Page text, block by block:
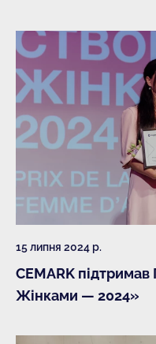
15 липня 2024 р.
CEMARK
Жінками — 2024»